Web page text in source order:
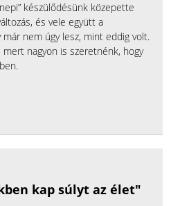
készülődésünk közepette
és vele együtt a
nem úgy lesz, mint eddig volt.
nagyon is szeretnénk, hogy
kap súlyt az élet"